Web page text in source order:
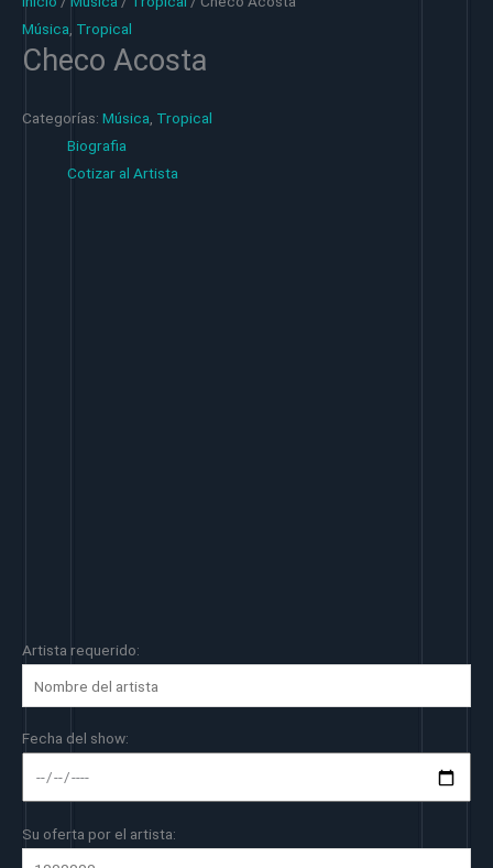
Música Tropical
Checo Acosta
Categorías: Música Tropical
Biografia
Cotizar al Artista
Artista requerido:
Fecha del show:
Su oferta por el artista: